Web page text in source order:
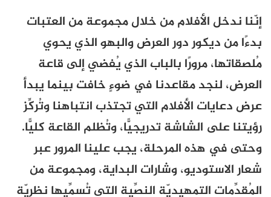
إنّنا ندخل الأفلام من خلال مجموعة من العتبات
بدءًا من ديكور دور العرض والبهو الذي يحوي
مُلصقاتها، مرورًا بالباب الذي يُفضي إلى قاعة
العرض، لنجد مقاعدنا في ضوءٍ خافت بينما يبدأ
عرض دعايات الأفلام التي تجتذب انتباهنا وتُركِّز
رؤيتنا على الشاشة تدريجيًّا، وتُظلم القاعة كليًّا.
وحتى في هذه المرحلة، يجب علينا المرور عبر
شعار الاستوديو، وشارات البداية، ومجموعة من
المُقدِّمات التمهيديّة النصِّية التي تُسمِّيها نظريّة